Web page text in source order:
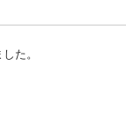
た。